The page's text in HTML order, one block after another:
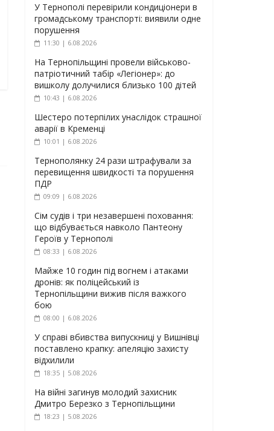
У Тернополі перевірили кондиціонери в
громадському транспорті: виявили одне
порушення
11:30 | 6.08.2026
На Тернопільщині провели військово-
патріотичний табір «Легіонер»: до
вишколу долучилися близько 100 дітей
10:43 | 6.08.2026
Шестеро потерпілих унаслідок страшної
аварії в Кременці
10:01 | 6.08.2026
Тернополянку 24 рази штрафували за
перевищення швидкості та порушення
ПДР
09:09 | 6.08.2026
Сім судів і три незавершені поховання:
що відбувається навколо Пантеону
Героїв у Тернополі
08:33 | 6.08.2026
Майже 10 годин під вогнем і атаками
дронів: як поліцейський із
Тернопільщини вижив після важкого
бою
08:00 | 6.08.2026
У справі вбивства випускниці у Вишнівці
поставлено крапку: апеляцію захисту
відхилили
18:35 | 5.08.2026
На війні загинув молодий захисник
Дмитро Березко з Тернопільщини
18:23 | 5.08.2026